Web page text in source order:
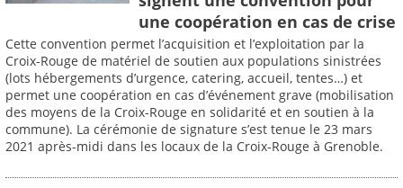
une coopération en cas de crise
Cette convention permet l’acquisition et l’exploitation par la
Croix-Rouge de matériel de soutien aux populations sinistrées
(lots hébergements d’urgence, catering, accueil, tentes…) et
permet une coopération en cas d’événement grave (mobilisation
des moyens de la Croix-Rouge en solidarité et en soutien à la
commune). La cérémonie de signature s’est tenue le 23 mars
2021 après-midi dans les locaux de la Croix-Rouge à Grenoble.